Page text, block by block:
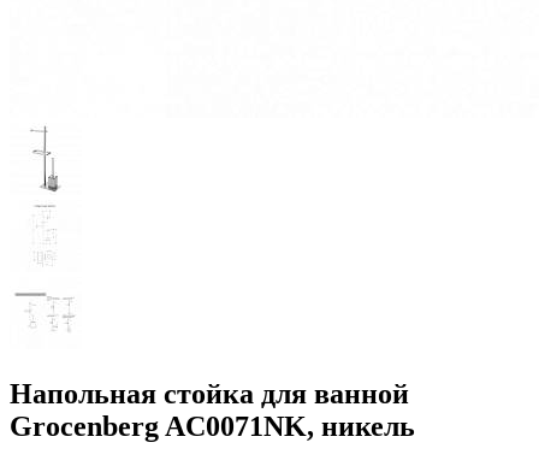
Напольная стойка для ванной
Grocenberg AC0071NK, никель